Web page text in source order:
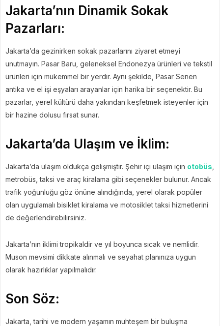
Jakarta’nın Dinamik Sokak
Pazarları:
Jakarta’da gezinirken sokak pazarlarını ziyaret etmeyi
unutmayın. Pasar Baru, geleneksel Endonezya ürünleri ve tekstil
ürünleri için mükemmel bir yerdir. Aynı şekilde, Pasar Senen
antika ve el işi eşyaları arayanlar için harika bir seçenektir. Bu
pazarlar, yerel kültürü daha yakından keşfetmek isteyenler için
bir hazine dolusu fırsat sunar.
Jakarta’da Ulaşım ve İklim:
Jakarta’da ulaşım oldukça gelişmiştir. Şehir içi ulaşım için otobüs
metrobüs, taksi ve araç kiralama gibi seçenekler bulunur. Ancak
trafik yoğunluğu göz önüne alındığında, yerel olarak popüler
olan uygulamalı bisiklet kiralama ve motosiklet taksi hizmetlerini
de değerlendirebilirsiniz.
Jakarta’nın iklimi tropikaldir ve yıl boyunca sıcak ve nemlidir.
Muson mevsimi dikkate alınmalı ve seyahat planınıza uygun
olarak hazırlıklar yapılmalıdır.
Son Söz:
Jakarta, tarihi ve modern yaşamın muhteşem bir buluşma